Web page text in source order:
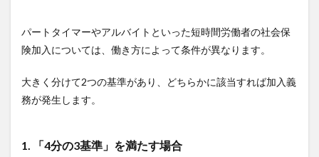
パートタイマーやアルバイトといった短時間労働者の社会保
険加入については、働き方によって条件が異なります。
大きく分けて2つの基準があり、どちらかに該当すれば加入義
務が発生します。
1. 「4分の3基準」を満たす場合